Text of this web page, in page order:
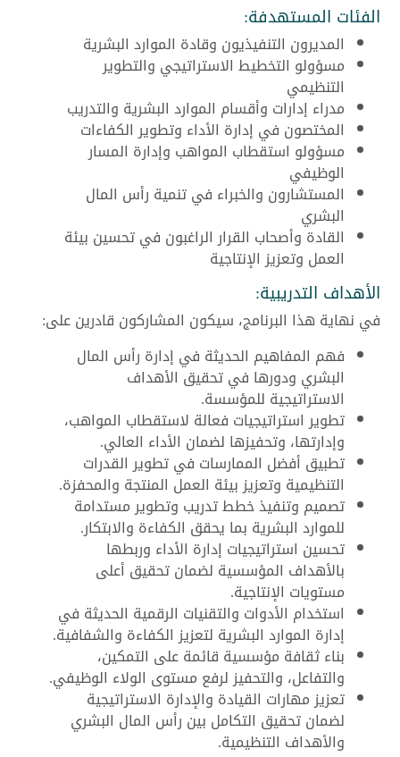
الفئات المستهدفة:
المديرون التنفيذيون وقادة الموارد البشرية
مسؤولو التخطيط الاستراتيجي والتطوير
التنظيمي
مدراء إدارات وأقسام الموارد البشرية والتدريب
المختصون في إدارة الأداء وتطوير الكفاءات
مسؤولو استقطاب المواهب وإدارة المسار
الوظيفي
المستشارون والخبراء في تنمية رأس المال
البشري
القادة وأصحاب القرار الراغبون في تحسين بيئة
العمل وتعزيز الإنتاجية
الأهداف التدريبية:
في نهاية هذا البرنامج، سيكون المشاركون قادرين على:
فهم المفاهيم الحديثة في إدارة رأس المال
البشري ودورها في تحقيق الأهداف
الاستراتيجية للمؤسسة.
تطوير استراتيجيات فعالة لاستقطاب المواهب،
وإدارتها، وتحفيزها لضمان الأداء العالي.
تطبيق أفضل الممارسات في تطوير القدرات
التنظيمية وتعزيز بيئة العمل المنتجة والمحفزة.
تصميم وتنفيذ خطط تدريب وتطوير مستدامة
للموارد البشرية بما يحقق الكفاءة والابتكار.
تحسين استراتيجيات إدارة الأداء وربطها
بالأهداف المؤسسية لضمان تحقيق أعلى
مستويات الإنتاجية.
استخدام الأدوات والتقنيات الرقمية الحديثة في
إدارة الموارد البشرية لتعزيز الكفاءة والشفافية.
بناء ثقافة مؤسسية قائمة على التمكين،
والتفاعل، والتحفيز لرفع مستوى الولاء الوظيفي.
تعزيز مهارات القيادة والإدارة الاستراتيجية
لضمان تحقيق التكامل بين رأس المال البشري
والأهداف التنظيمية.